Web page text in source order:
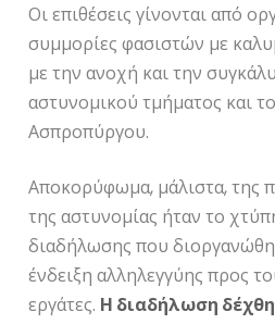
Οι επιθέσεις γίνονται από
συμμορίες φασιστών με
με την ανοχή και την
αστυνομικού τμήματος και
Ασπροπύργου.
Αποκορύφωμα, μάλιστα, της
της αστυνομίας ήταν το
διαδήλωσης που
ένδειξη αλληλεγγύης προς
εργάτες. Η διαδήλωση